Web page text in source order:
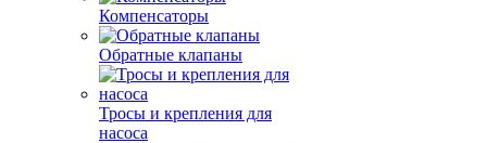
Компенсаторы
Обратные клапаны
Тросы и крепления для
насоса